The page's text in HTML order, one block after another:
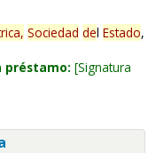
Sociedad del Estado,
préstamo: Signatura